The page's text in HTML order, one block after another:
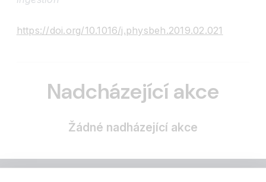
https://doi.org/10.1016/j.physbeh.2019.02.021
Nadcházející akce
Žádné nadházející akce